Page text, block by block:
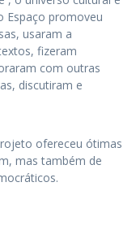
Espaço promoveu
usaram a
fizeram
com outras
discutiram e
ofereceu ótimas
mas também de